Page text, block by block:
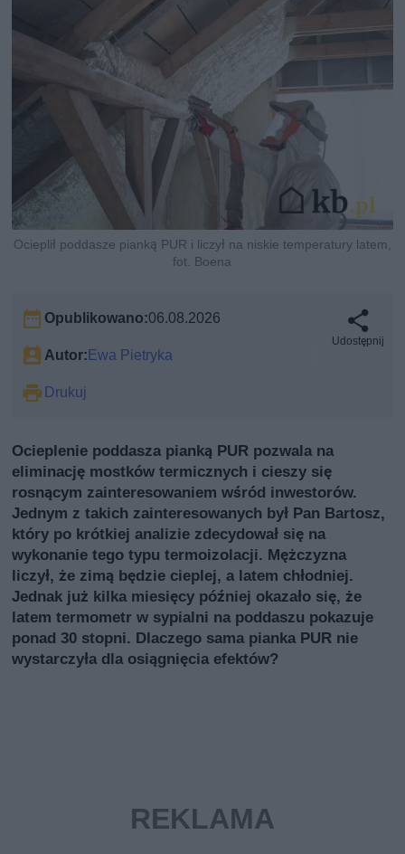
Ocieplił poddasze pianką PUR i liczył na niskie temperatury latem,
fot. Boena
Opublikowano:06.08.2026
Autor:Ewa Pietryka
Drukuj
Udostępnij
Ocieplenie poddasza pianką PUR pozwala na
eliminację mostków termicznych i cieszy się
rosnącym zainteresowaniem wśród inwestorów.
Jednym z takich zainteresowanych był Pan Bartosz,
który po krótkiej analizie zdecydował się na
wykonanie tego typu termoizolacji. Mężczyzna
liczył, że zimą będzie cieplej, a latem chłodniej.
Jednak już kilka miesięcy później okazało się, że
latem termometr w sypialni na poddaszu pokazuje
ponad 30 stopni. Dlaczego sama pianka PUR nie
wystarczyła dla osiągnięcia efektów?